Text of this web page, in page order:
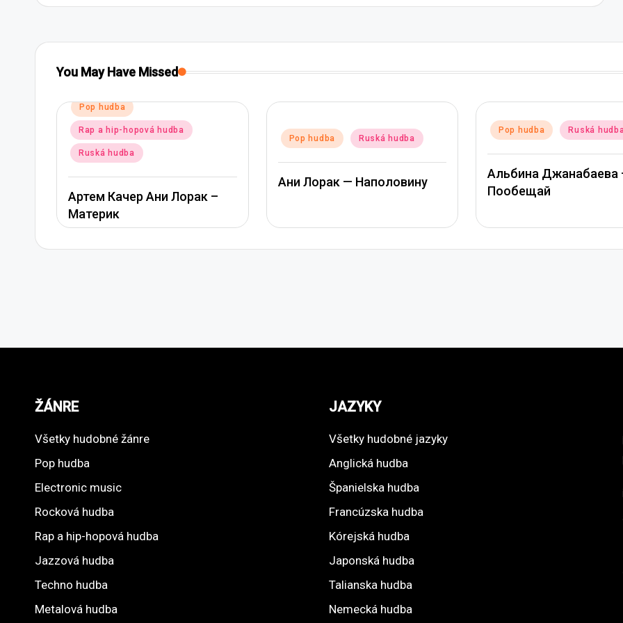
You May Have Missed
Posted
in
Pop hudba
Rap a hip-hopová hudba
Ruská hudba
Артем Качер Ани Лорак –
Материк
Posted
Pop hudba Ruská hudba
Ани Лорак — Наполовину
Posted
Pop hudba Ruská hudba
Альбина Джанабаева
Пообещай
ŽÁNRE
Všetky hudobné žánre
Pop hudba
Electronic music
Rocková hudba
Rap a hip-hopová hudba
Jazzová hudba
Techno hudba
Metalová hudba
JAZYKY
Všetky hudobné jazyky
Anglická hudba
Španielska hudba
Francúzska hudba
Kórejská hudba
Japonská hudba
Talianska hudba
Nemecká hudba